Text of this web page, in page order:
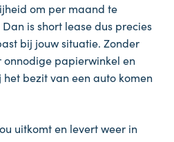
om per maand te
is short lease dus precies
bij jouw situatie. Zonder
onnodige papierwinkel en
bezit van een auto komen
uitkomt en levert weer in